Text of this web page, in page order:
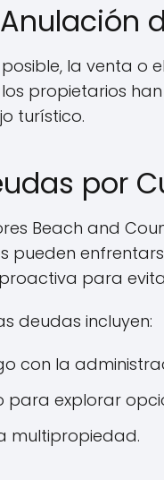
la venta o
los propietarios
turístico.
por
Beach and
pueden
para
deudas incluyen:
con la
explorar
multipropiedad.